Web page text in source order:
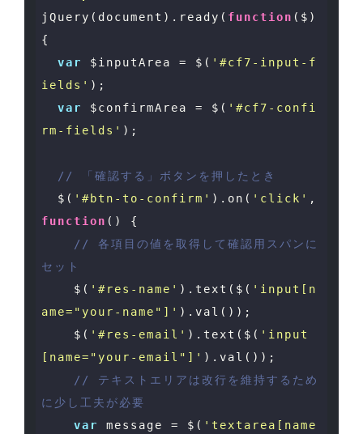
jQuery( document ).ready( function ( $
{
var
$inputArea = $( '#cf7-input-f
ields' );
var
$confirmArea = $( '#cf7-confi
rm-fields' );
// 「確認する」ボタンを押したとき
  $(
'#btn-to-confirm' ).on( 'click'
function ( ) {
// 各項目の値を取得して確認用スパンに
セット
    $(
'#res-name' ).text($( 'input[n
ame="your-name"]' ).val());
    $(
'#res-email' ).text($( 'input
[name="your-email"]' ).val());
// テキストエリアは改行を維持するため
に少し工夫が必要
var
message = $( 'textarea[name